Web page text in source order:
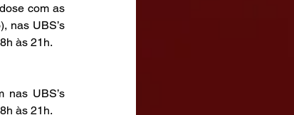
com as
nas UBS’s
às 21h.
nas UBS’s
às 21h.